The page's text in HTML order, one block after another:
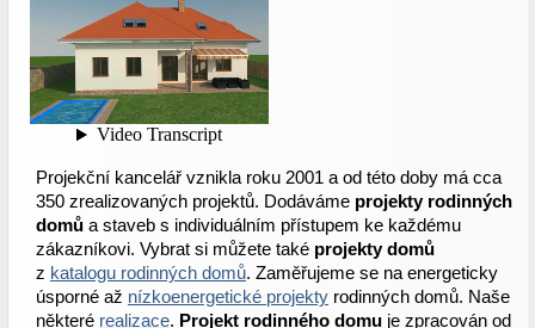
Projekční kancelář vznikla roku 2001 a od této doby má cca
350 zrealizovaných projektů. Dodáváme projekty rodinných
domů a staveb s individuálním přístupem ke každému
zákazníkovi. Vybrat si můžete také projekty domů
z katalogu rodinných domů. Zaměřujeme se na energeticky
úsporné až nízkoenergetické projekty rodinných domů. Naše
některé realizace. Projekt rodinného domu je zpracován od